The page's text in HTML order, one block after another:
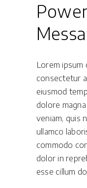
Lorem ipsum
consectetur
eiusmod
dolore
veniam, quis
ullamco
commodo
dolor in
esse cillum